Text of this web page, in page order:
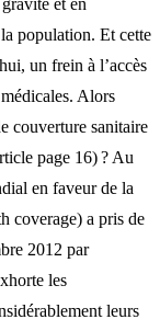
et en
population. Et cette
un frein à l’accès
Alors
couverture sanitaire
page 16) ? Au
en faveur de la
coverage) a pris de
2012 par
les
leurs